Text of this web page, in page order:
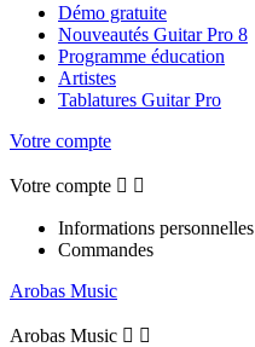
Démo gratuite
Nouveautés Guitar Pro 8
Programme éducation
Artistes
Tablatures Guitar Pro
Votre compte
Votre compte  
Informations personnelles
Commandes
Arobas Music
Arobas Music  